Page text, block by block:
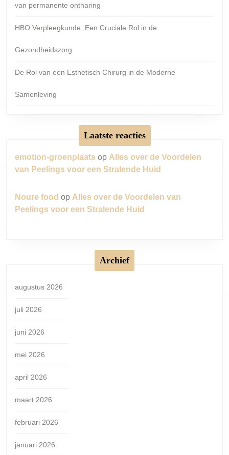
van permanente ontharing
HBO Verpleegkunde: Een Cruciale Rol in de
Gezondheidszorg
De Rol van een Esthetisch Chirurg in de Moderne
Samenleving
Laatste reacties
emotion-groenplaats op Alles over de Voordelen
van Peelings voor een Stralende Huid
Noure food op Alles over de Voordelen van
Peelings voor een Stralende Huid
Archief
augustus 2026
juli 2026
juni 2026
mei 2026
april 2026
maart 2026
februari 2026
januari 2026